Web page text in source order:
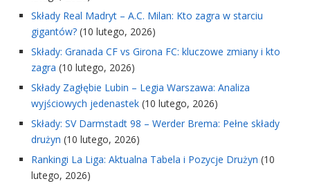
Składy Real Madryt – A.C. Milan: Kto zagra w starciu
gigantów? (10 lutego, 2026)
Składy: Granada CF vs Girona FC: kluczowe zmiany i kto
zagra (10 lutego, 2026)
Składy Zagłębie Lubin – Legia Warszawa: Analiza
wyjściowych jedenastek (10 lutego, 2026)
Składy: SV Darmstadt 98 – Werder Brema: Pełne składy
drużyn (10 lutego, 2026)
Rankingi La Liga: Aktualna Tabela i Pozycje Drużyn (10
lutego, 2026)